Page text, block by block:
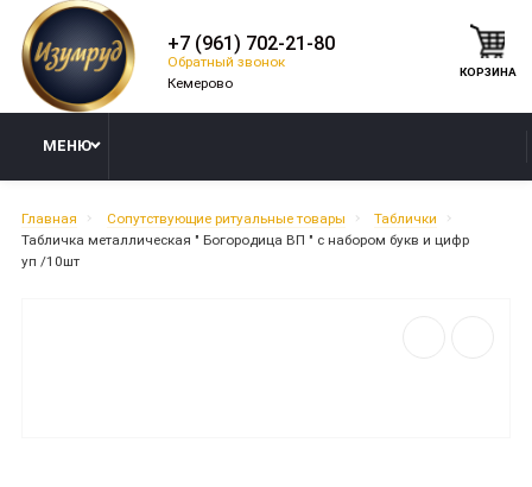
+7 (961) 702-21-80
Обратный звонок
КОРЗИНА
МЕНЮ
Главная Сопутствующие ритуальные товары
Таблички
Табличка металлическая " Богородица ВП " с набором букв и цифр
уп /10шт